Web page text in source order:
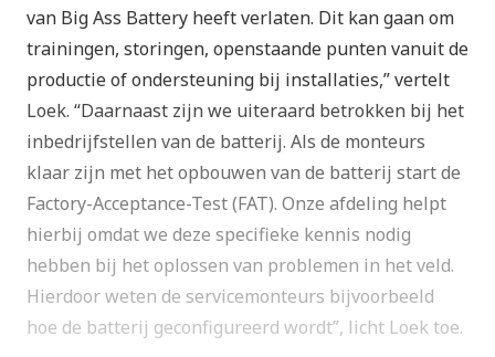
van Big Ass Battery heeft verlaten. Dit kan gaan om
trainingen, storingen, openstaande punten vanuit de
productie of ondersteuning bij installaties,” vertelt
Loek. “Daarnaast zijn we uiteraard betrokken bij het
inbedrijfstellen van de batterij. Als de monteurs
klaar zijn met het opbouwen van de batterij start de
Factory-Acceptance-Test (FAT). Onze afdeling helpt
hierbij omdat we deze specifieke kennis nodig
hebben bij het oplossen van problemen in het veld.
Hierdoor weten de servicemonteurs bijvoorbeeld
hoe de batterij geconfigureerd wordt”, licht Loek toe.